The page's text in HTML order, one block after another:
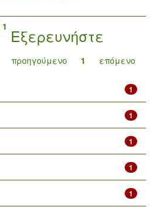
1
προηγούμενο 1 επόμενο
Εξερευνήστε
1
1
1
1
1